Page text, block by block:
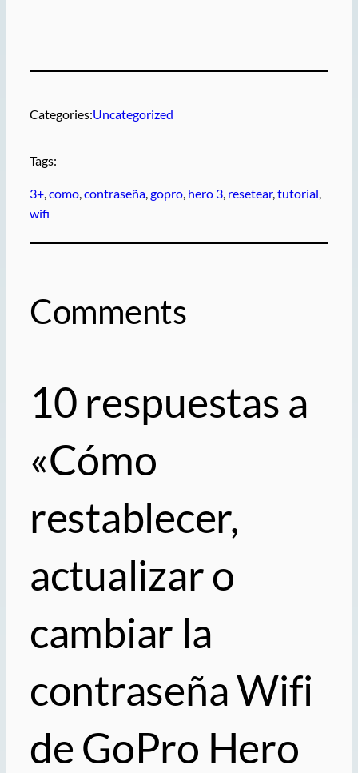
Categories:Uncategorized
Tags:
3+, como, contraseña, gopro, hero 3, resetear, tutorial,
wifi
Comments
10 respuestas a
«Cómo
restablecer,
actualizar o
cambiar la
contraseña Wifi
de GoPro Hero